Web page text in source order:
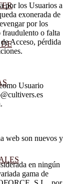
por los Usuarios a
exonerada de
por los
fraudulento o falta
Acceso, pérdida
Usuario
web son nuevos y
en ningún
gama de